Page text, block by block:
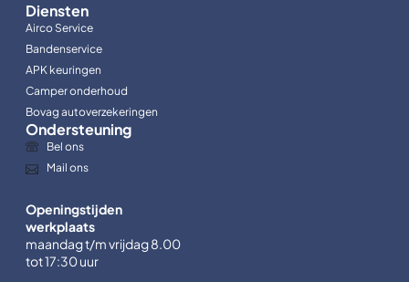
Diensten
Airco Service
Bandenservice
APK keuringen
Camper onderhoud
Bovag autoverzekeringen
Ondersteuning
Bel ons
Mail ons
Openingstijden
werkplaats
maandag t/m vrijdag 8.00
tot 17:30 uur